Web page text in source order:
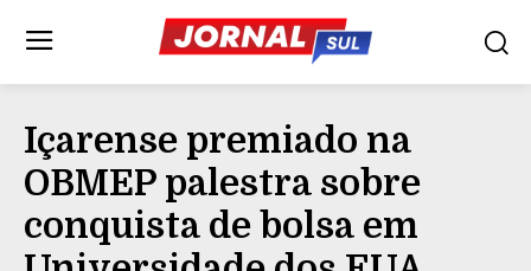
Içarense premiado na
OBMEP palestra sobre
conquista de bolsa em